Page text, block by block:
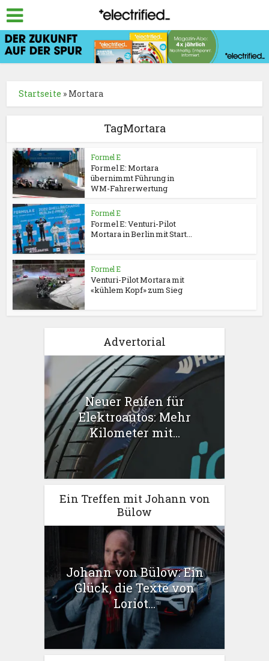
Startseite » Mortara
TagMortara
Formel E
Formel E: Mortara
übernimmt Führung in
WM-Fahrerwertung
Formel E
Formel E: Venturi-Pilot
Mortara in Berlin mit Start...
Formel E
Venturi-Pilot Mortara mit
«kühlem Kopf» zum Sieg
Advertorial
Neuer Reifen für
Elektroautos: Mehr
Kilometer mit...
Ein Treffen mit Johann von
Bülow
Johann von Bülow: Ein
Glück, die Texte von
Loriot...